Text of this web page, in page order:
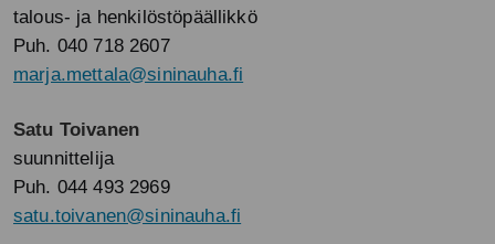
talous- ja henkilöstöpäällikkö
Puh. 040 718 2607
marja.mettala@sininauha.fi
Satu Toivanen
suunnittelija
Puh. 044 493 2969
satu.toivanen@sininauha.fi